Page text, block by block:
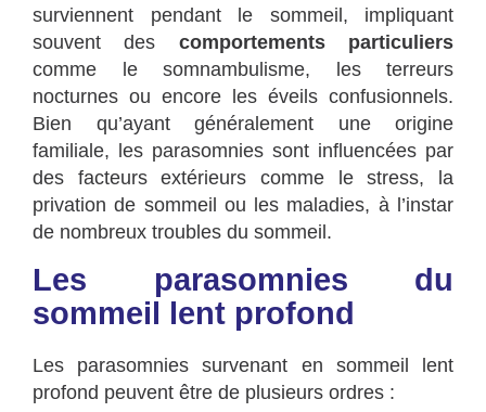
surviennent pendant le sommeil, impliquant
souvent des comportements particuliers
comme le somnambulisme, les terreurs
nocturnes ou encore les éveils confusionnels.
Bien qu’ayant généralement une origine
familiale, les parasomnies sont influencées par
des facteurs extérieurs comme le stress, la
privation de sommeil ou les maladies, à l’instar
de nombreux troubles du sommeil.
Les parasomnies du
sommeil lent profond
Les parasomnies survenant en sommeil lent
profond peuvent être de plusieurs ordres :